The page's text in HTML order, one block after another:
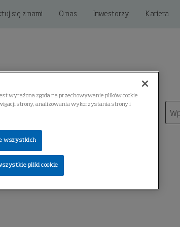
się z nami O nas Inwestorzy Kariera
wyrażona zgoda na przechowywanie plików cookie
strony, analizowania wykorzystania strony i
wszystkich
pliki cookie